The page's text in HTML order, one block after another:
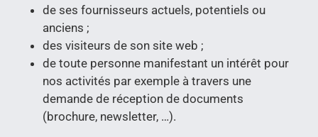
de ses fournisseurs actuels, potentiels ou
anciens ;
des visiteurs de son site web ;
de toute personne manifestant un intérêt pour
nos activités par exemple à travers une
demande de réception de documents
(brochure, newsletter, …).